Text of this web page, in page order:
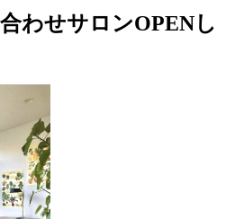
わせサロンOPENし